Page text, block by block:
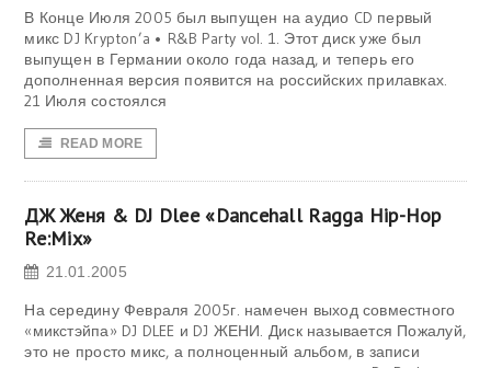
В Конце Июля 2005 был выпущен на аудио CD первый
микс DJ Krypton’a • R&B Party vol. 1. Этот диск уже был
выпущен в Германии около года назад, и теперь его
дополненная версия появится на российских прилавках.
21 Июля состоялся
READ MORE
ДЖ Женя & DJ Dlee «Dancehall Ragga Hip-Hop
Re:Mix»
21.01.2005
На середину Февраля 2005г. намечен выход совместного
«микстэйпа» DJ DLEE и DJ ЖЕНИ. Диск называется Пожалуй,
это не просто микс, а полноценный альбом, в записи